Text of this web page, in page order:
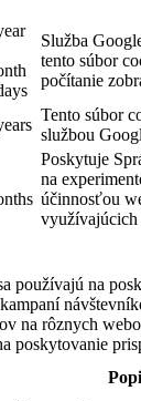
Služba
tento súbor
počítanie
Tento súbor
službou
Poskytuje
na
účinnosťou
využívajúcich
používajú na
na rôznych
poskytovanie